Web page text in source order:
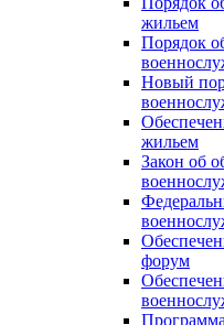
жильем
Порядок
Новый
жильем
Закон об
форум